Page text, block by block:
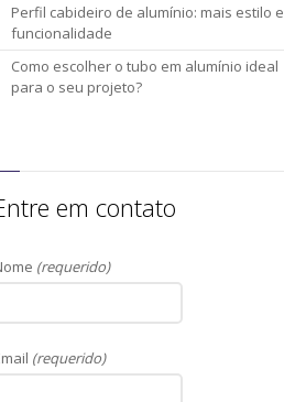
Perfil cabideiro de alumínio: mais estilo e
funcionalidade
Como escolher o tubo em alumínio ideal
para o seu projeto?
em contato
(requerido)
(requerido)